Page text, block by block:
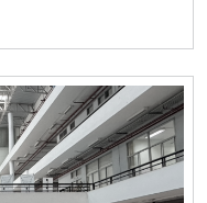
ราช สาริณีสิริพัชร มหา
ย ยศสุขนักศึกษาที่เข้า
าสา ครั้งละ 8 ชั่วโมง-
คโลหิต จำนวน 95 คน
วน 63 คน ( 28,350 CC.)